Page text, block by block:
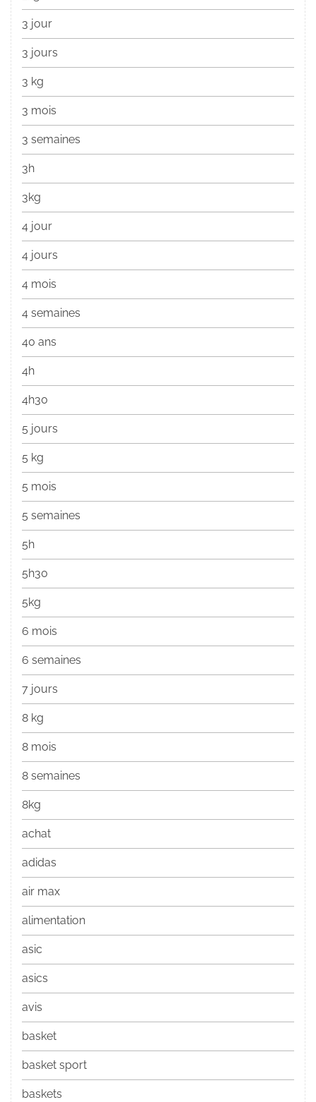
3 jour
3 jours
3 kg
3 mois
3 semaines
3h
3kg
4 jour
4 jours
4 mois
4 semaines
40 ans
4h
4h30
5 jours
5 kg
5 mois
5 semaines
5h
5h30
5kg
6 mois
6 semaines
7 jours
8 kg
8 mois
8 semaines
8kg
achat
adidas
air max
alimentation
asic
asics
avis
basket
basket sport
baskets